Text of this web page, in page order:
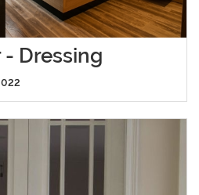
Dressing